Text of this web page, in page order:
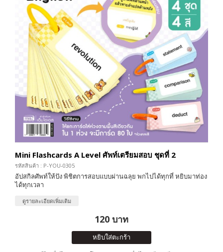
Mini Flashcards A Level ศัพท์เตรียมสอบ ชุดที่ 2
รหัสสินค้า : P-YOU-0305
อัปสกิลศัพท์ให้ปัง พิชิตการสอบแบบผ่านฉลุย พกไปได้ทุกที่ หยิบมาท่อง
ได้ทุกเวลา
ดูรายละเอียดเพิ่มเติม
120 บาท
หยิบใส่ตะกร้า